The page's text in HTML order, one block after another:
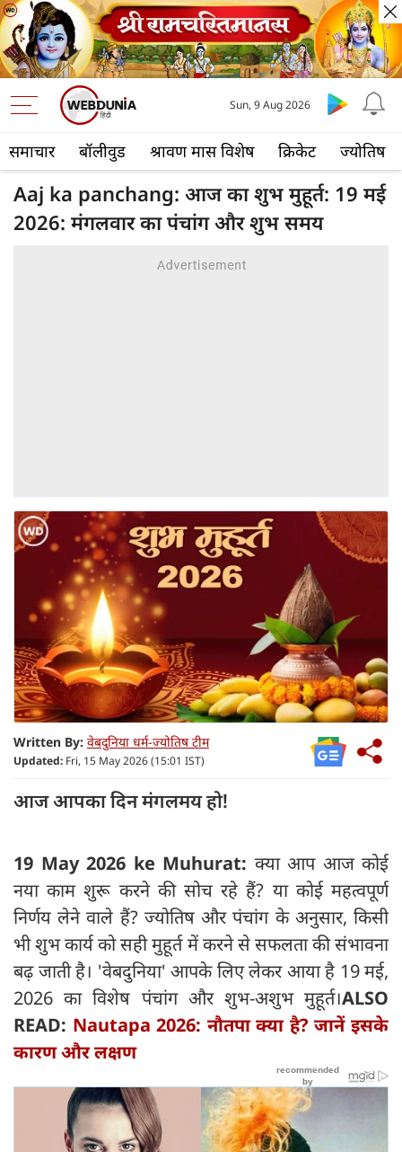
समाचार बॉलीवुड श्रावण मास विशेष क्रिकेट ज्योतिष
Sun, 9 Aug 2026
Aaj ka panchang: आज का शुभ मुहूर्त: 19 मई
2026: मंगलवार का पंचांग और शुभ समय
Written By: वेबदुनिया धर्म-ज्योतिष टीम
Updated: Fri, 15 May 2026 (15:01 IST)
आज आपका दिन मंगलमय हो!
19 May 2026 ke Muhurat: क्या आप आज कोई
नया काम शुरू करने की सोच रहे हैं? या कोई महत्वपूर्ण
निर्णय लेने वाले हैं? ज्योतिष और पंचांग के अनुसार, किसी
भी शुभ कार्य को सही मुहूर्त में करने से सफलता की संभावना
बढ़ जाती है। 'वेबदुनिया' आपके लिए लेकर आया है 19 मई,
2026 का विशेष पंचांग और शुभ-अशुभ मुहूर्त।ALSO
READ: Nautapa 2026: नौतपा क्या है? जानें इसके
कारण और लक्षण